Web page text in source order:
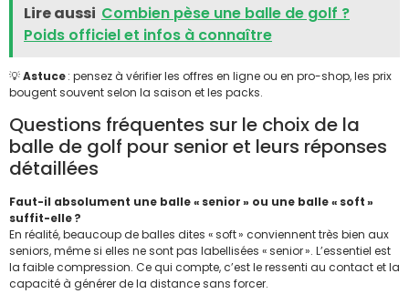
Lire aussi Combien pèse une balle de golf ?
Poids officiel et infos à connaître
💡Astuce: pensez à vérifier les offres en ligne ou en pro-shop, les prix
bougent souvent selon la saison et les packs.
Questions fréquentes sur le choix de la
balle de golf pour senior et leurs réponses
détaillées
Faut-il absolument une balle « senior » ou une balle « soft »
suffit-elle ?
En réalité, beaucoup de balles dites « soft » conviennent très bien aux
seniors, même si elles ne sont pas labellisées « senior ». L’essentiel est
la faible compression. Ce qui compte, c’est le ressenti au contact et la
capacité à générer de la distance sans forcer.